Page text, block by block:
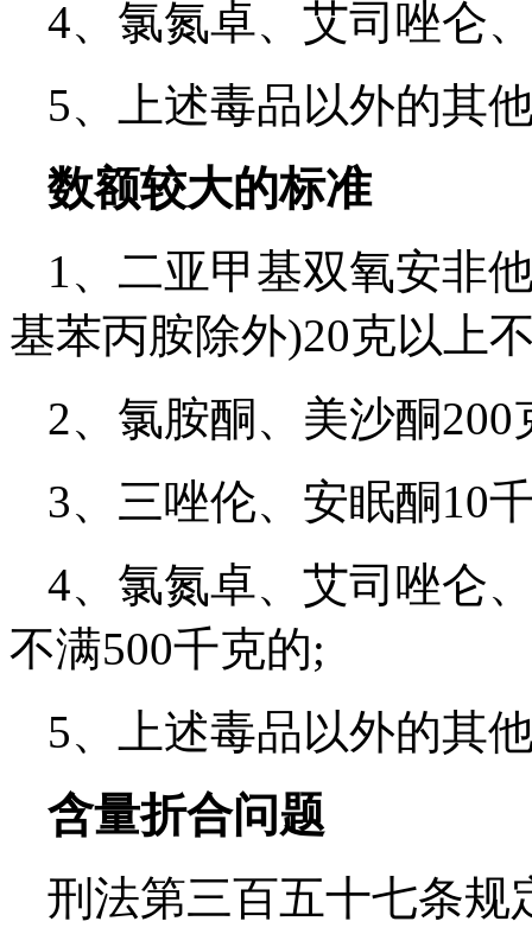
4、氯氮卓、艾司唑仑
5、上述毒品以外的其
数额较大的标准
1、二亚甲基双氧安非
基苯丙胺除外)20克以上
2、氯胺酮、美沙酮
3、三唑伦、安眠酮10
4、氯氮卓、艾司唑仑
不满500千克的;
5、上述毒品以外的其
含量折合问题
刑法第三百五十七条规